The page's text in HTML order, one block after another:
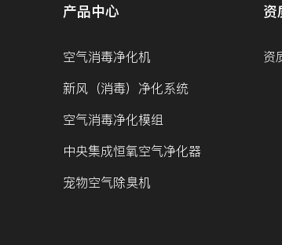
产品中心
空气消毒净化机
新风（消毒）净化系统
空气消毒净化模组
中央集成恒氧空气净化器
宠物空气除臭机
资
资